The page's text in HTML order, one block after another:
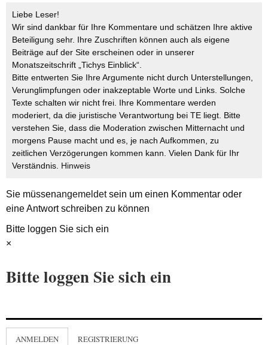
Liebe Leser!
Wir sind dankbar für Ihre Kommentare und schätzen Ihre aktive
Beteiligung sehr. Ihre Zuschriften können auch als eigene
Beiträge auf der Site erscheinen oder in unserer
Monatszeitschrift „Tichys Einblick“.
Bitte entwerten Sie Ihre Argumente nicht durch Unterstellungen,
Verunglimpfungen oder inakzeptable Worte und Links. Solche
Texte schalten wir nicht frei. Ihre Kommentare werden
moderiert, da die juristische Verantwortung bei TE liegt. Bitte
verstehen Sie, dass die Moderation zwischen Mitternacht und
morgens Pause macht und es, je nach Aufkommen, zu
zeitlichen Verzögerungen kommen kann. Vielen Dank für Ihr
Verständnis. Hinweis
Sie müssenangemeldetsein um einen Kommentar oder
eine Antwort schreiben zu können
Bitte loggen Sie sich ein
×
Bitte loggen Sie sich ein
ANMELDEN REGISTRIERUNG